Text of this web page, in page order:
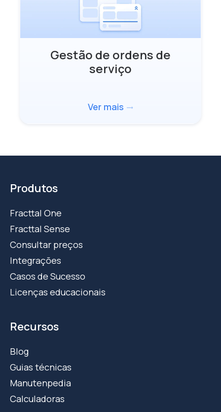
Gestão de ordens de
serviço
Ver mais trending_flat
Produtos
Fracttal One
Fracttal Sense
Consultar preços
Integrações
Casos de Sucesso
Licenças educacionais
Recursos
Blog
Guias técnicas
Manutenpedia
Calculadoras